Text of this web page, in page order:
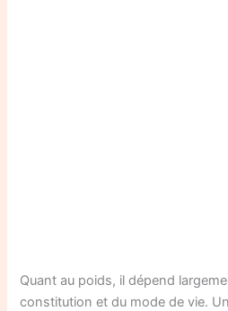
Quant au poids, il dépend
constitution et du mode de vie.